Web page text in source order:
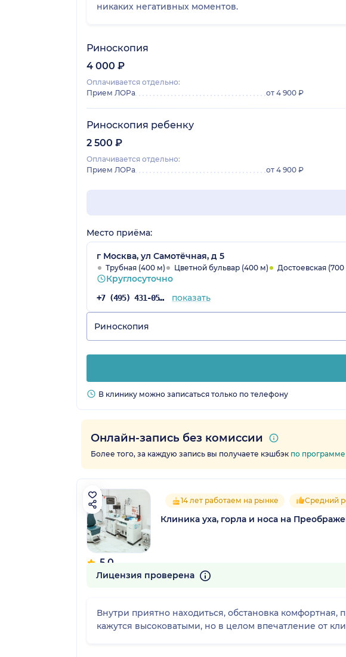
никаких негативных моментов.
Риноскопия
4 000 ₽
Оплачивается отдельно:
Прием ЛОРа
от 4 900 ₽
Риноскопия ребенку
2 500 ₽
Оплачивается отдельно:
Прием ЛОРа
от 4 900 ₽
Место приёма:
г Москва, ул Самотёчная, д 5
Трубная (400 м) Цветной бульвар (400 м) Достоевская (700
Круглосуточно
+7 (495) 431-05-68 показать
Риноскопия
В клинику можно записаться только по телефону
Онлайн-запись без комиссии
Более того, за каждую запись вы получаете кэшбэк по
5.0
30 отзывов
14 лет работаем на рынке Средний
Клиника уха, горла и носа на
Лицензия проверена
Внутри приятно находиться, обстановка комфортная,
кажутся высоковатыми, но в целом впечатление от